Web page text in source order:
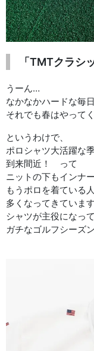
「TMTクラシ
うーん…
なかなかハードな毎日
それでも春はやって
というわけで、
ポロシャツ大活躍な季
到来間近！ って
ニットの下もインナ
もうポロを着ている
多くなってきていま
シャツが主役になって
ガチなゴルフシーズ